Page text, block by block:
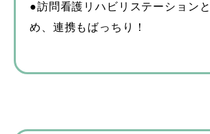
●訪問看護リハビリステーション
め、連携もばっちり！